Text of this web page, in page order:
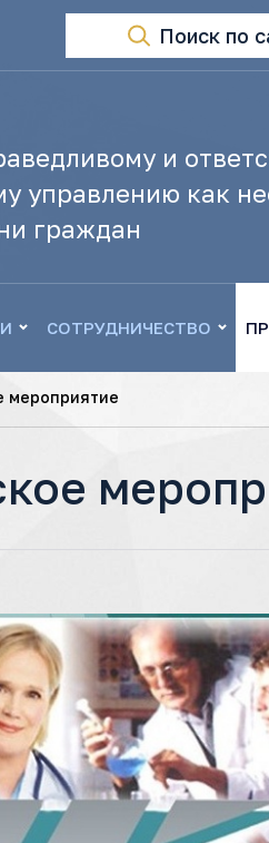
Поиск по
и
управлению как
граждан
СОТРУДНИЧЕСТВО
мероприятие